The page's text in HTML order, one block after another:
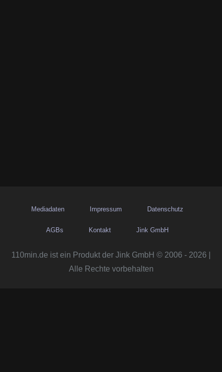
Mediadaten Impressum Datenschutz
AGBs Kontakt Jink GmbH
110min.de ist ein Produkt der Jink GmbH © 2006 - 2026 |
Alle Rechte vorbehalten